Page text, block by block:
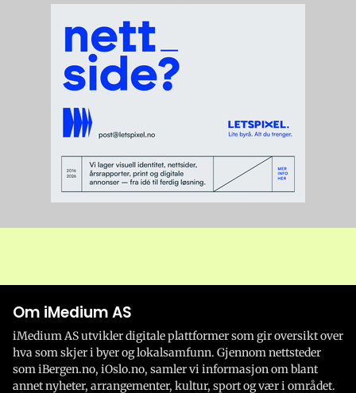
Om iMedium AS
iMedium AS utvikler digitale plattformer som gir oversikt over
hva som skjer i byer og lokalsamfunn. Gjennom nettsteder
som iBergen.no, iOslo.no, samler vi informasjon om blant
annet nyheter, arrangementer, kultur, sport og vær i området.